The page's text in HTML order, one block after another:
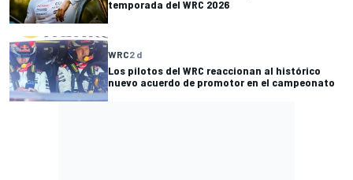
temporada del WRC 2026
WRC2 d
Los pilotos del WRC reaccionan al histórico
nuevo acuerdo de promotor en el campeonato